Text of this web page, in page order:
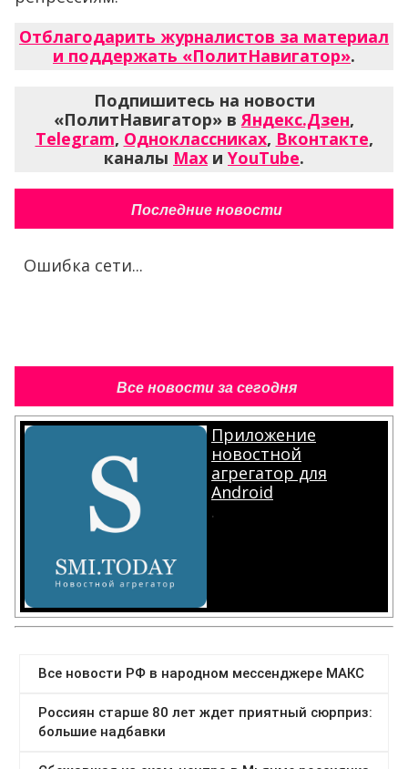
Отблагодарить журналистов за материал
и поддержать «ПолитНавигатор».
Подпишитесь на новости
«ПолитНавигатор» вЯндекс.Дзен,
Telegram, Одноклассниках, Вконтакте,
каналы Max и YouTube.
Последние новости
Ошибка сети...
Все новости за сегодня
Приложение
новостной
агрегатор для
Android
.